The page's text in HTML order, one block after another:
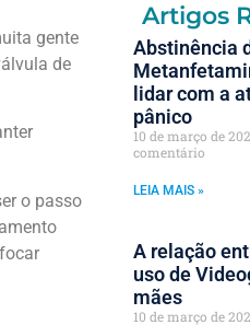
gente
de
o passo
Artigos
Abstinência
lidar com a
pânico
10 de março de
comentário
LEIA MAIS »
A relação
uso de
mães
10 de março de